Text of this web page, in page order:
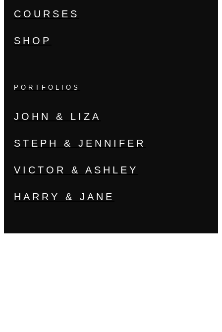
COURSES
SHOP
PORTFOLIOS
JOHN & LIZA
STEPH & JENNIFER
VICTOR & ASHLEY
HARRY & JANE